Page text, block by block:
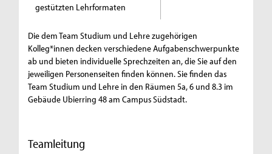
gestützten Lehrformaten
Die dem Team Studium und Lehre zugehörigen
Kolleg*innen decken verschiedene Aufgabenschwerpunkte
ab und bieten individuelle Sprechzeiten an, die Sie auf den
jeweiligen Personenseiten finden können. Sie finden das
Team Studium und Lehre in den Räumen 5a, 6 und 8.3 im
Gebäude Ubierring 48 am Campus Südstadt.
Teamleitung